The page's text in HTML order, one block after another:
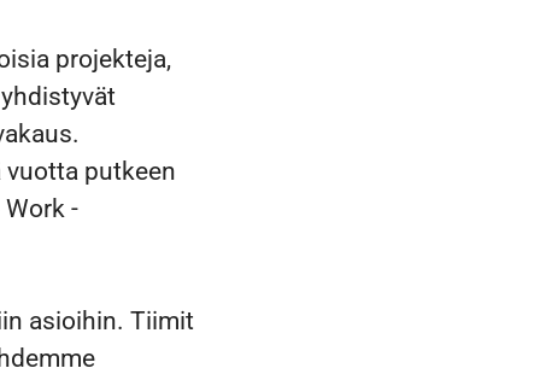
projekteja,
putkeen
-
asioihin. Tiimit